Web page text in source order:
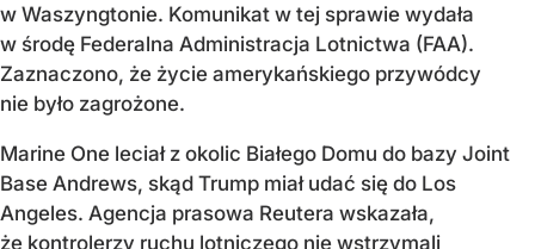
w Waszyngtonie. Komunikat w tej sprawie wydała
w środę Federalna Administracja Lotnictwa (FAA).
Zaznaczono, że życie amerykańskiego przywódcy
nie było zagrożone.
Marine One leciał z okolic Białego Domu do bazy Joint
Base Andrews, skąd Trump miał udać się do Los
Angeles. Agencja prasowa Reutera wskazała,
że kontrolerzy ruchu lotniczego nie wstrzymali